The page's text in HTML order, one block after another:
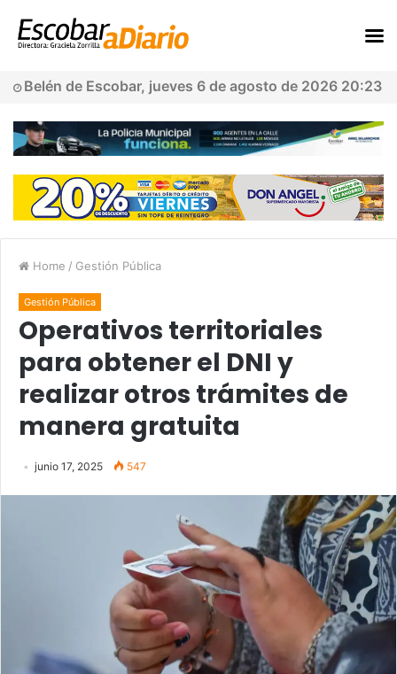
Belén de Escobar, jueves 6 de agosto de 2026 20:23
Home / Gestión Pública
Gestión Pública
Operativos territoriales
para obtener el DNI y
realizar otros trámites de
manera gratuita
junio 17, 2025 547